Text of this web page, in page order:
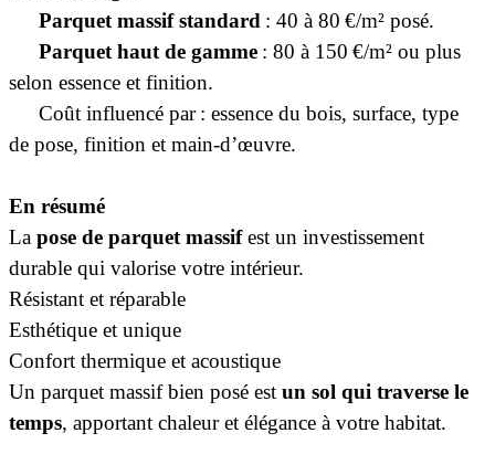
Parquet massif standard : 40 à 80 €/m² posé.
Parquet haut de gamme : 80 à 150 €/m² ou plus
selon essence et finition.
Coût influencé par : essence du bois, surface, type
de pose, finition et main-d’œuvre.
En résumé
La pose de parquet massifest un investissement
durable qui valorise votre intérieur.
Résistant et réparable
Esthétique et unique
Confort thermique et acoustique
Un parquet massif bien posé est un sol qui traverse le
temps, apportant chaleur et élégance à votre habitat.